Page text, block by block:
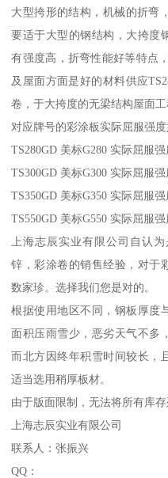
大型挎形的结构，机械的折弯
要适于大型的钢结构，大挎度
有强度高，折弯性能好等特点
及屋面方面是好的材料供应
卷，于大挎度的无梁结构屋面工
对应牌号的彩涂板实际屈服强度
TS280GD 美标G280 实际屈服强
TS300GD 美标G300 实际屈服
TS350GD 美标G350 实际屈服
TS550GD 美标G550 实际屈服
上海志辰实业有限公司自认
锌，彩涂卷的销售经验，对于
数家珍。选择我们您是对的。
根据使用地区不同，钢板厚度
面积压雨雪少，恶劣天气不多
而北方因终年积雪时间较长，
适当选用稍厚板材。
由于版面限制，无法将所有库
上海志辰实业有限公司
联系人：张振兴
QQ：